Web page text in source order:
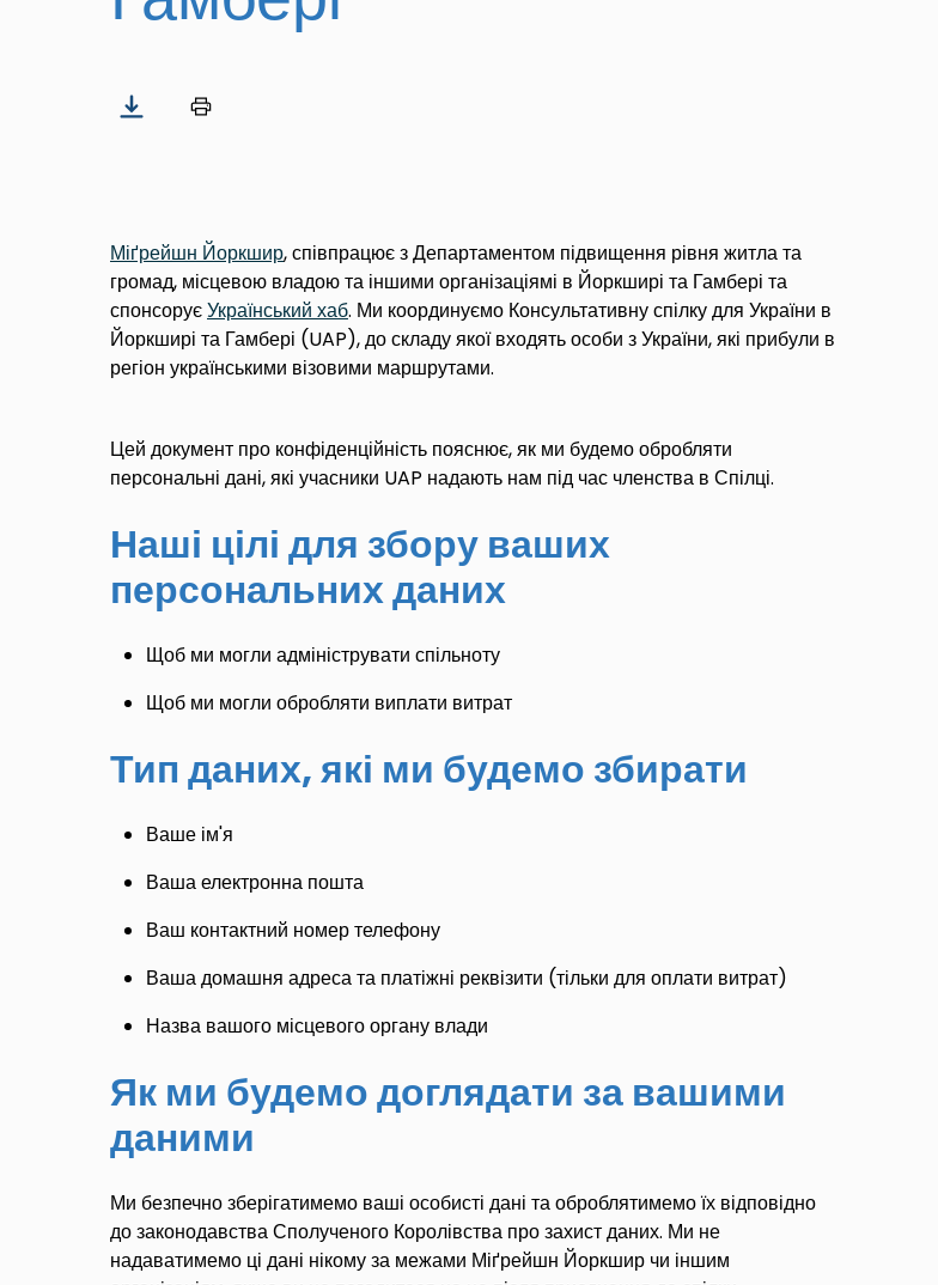
Міґрейшн Йоркшир, співпрацює з Департаментом підвищення рівня житла та
громад, місцевою владою та іншими організаціямі в Йоркширі та Гамбері та
спонсоруєУкраїнський хаб. Ми координуємо Консультативну спілку для України в
Йоркширі та Гамбері (UAP), до складу якої входять особи з України, які прибули в
регіон українськими візовими маршрутами.
Цей документ про конфіденційність пояснює, як ми будемо обробляти
персональні дані, які учасники UAP надають нам під час членства в Спілці.
Наші цілі для збору ваших
персональних даних
Щоб ми могли адмініструвати спільноту
Щоб ми могли обробляти виплати витрат
Тип даних, які ми будемо збирати
Ваше ім'я
Ваша електронна пошта
Ваш контактний номер телефону
Ваша домашня адреса та платіжні реквізити (тільки для оплати витрат)
Назва вашого місцевого органу влади
Як ми будемо доглядати за вашими
даними
Ми безпечно зберігатимемо ваші особисті дані та оброблятимемо їх відповідно
до законодавства Сполученого Королівства про захист даних. Ми не
надаватимемо ці дані нікому за межами Міґрейшн Йоркшир чи іншим